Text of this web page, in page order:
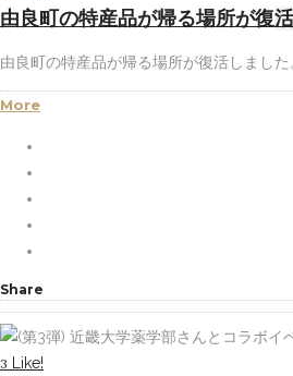
由良町の特産品が帰る場所が復
由良町の特産品が帰る場所が復活しまし
More
Share
3 Like!